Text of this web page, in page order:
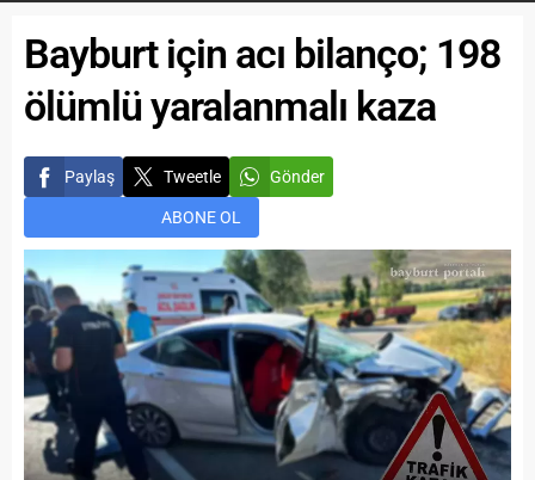
Bayburt için acı bilanço; 198
ölümlü yaralanmalı kaza
Paylaş Tweetle Gönder
ABONE OL